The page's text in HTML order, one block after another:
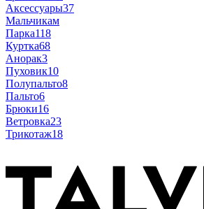
Аксессуары37
Мальчикам
Парка118
Куртка68
Анорак3
Пуховик10
Полупальто8
Пальто6
Брюки16
Ветровка23
Трикотаж18